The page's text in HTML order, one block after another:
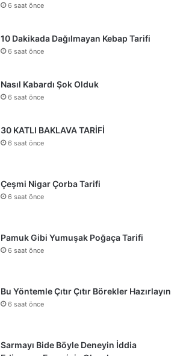
6 saat önce
10 Dakikada Dağılmayan Kebap Tarifi
6 saat önce
Nasıl Kabardı Şok Olduk
6 saat önce
30 KATLI BAKLAVA TARİFİ
6 saat önce
Çeşmi Nigar Çorba Tarifi
6 saat önce
Pamuk Gibi Yumuşak Poğaça Tarifi
6 saat önce
Bu Yöntemle Çıtır Çıtır Börekler Hazırlayın
6 saat önce
Sarmayı Bide Böyle Deneyin İddia